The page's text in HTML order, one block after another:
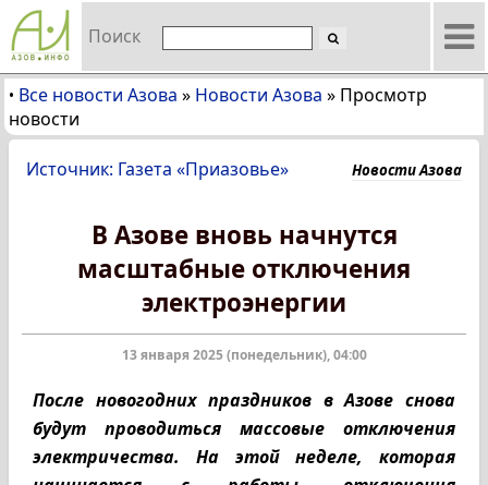
Поиск
• Все новости Азова » Новости Азова » Просмотр
новости
Источник: Газета «Приазовье» Новости Азова
В Азове вновь начнутся
масштабные отключения
электроэнергии
13 января 2025 (понедельник), 04:00
После новогодних праздников в Азове снова
будут проводиться массовые отключения
электричества. На этой неделе, которая